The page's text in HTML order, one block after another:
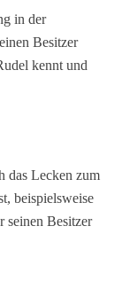
in der
Besitzer
kennt und
das Lecken zum
beispielsweise
seinen Besitzer